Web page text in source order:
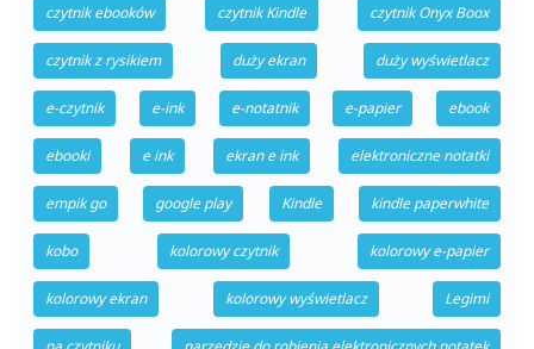
czytnik ebooków czytnik Kindle czytnik Onyx Boox
czytnik z rysikiem duży ekran duży wyświetlacz
e-czytnik e-ink e-notatnik e-papier ebook
ebooki e ink ekran e ink elektroniczne notatki
empik go google play Kindle kindle paperwhite
kobo kolorowy czytnik kolorowy e-papier
kolorowy ekran kolorowy wyświetlacz Legimi